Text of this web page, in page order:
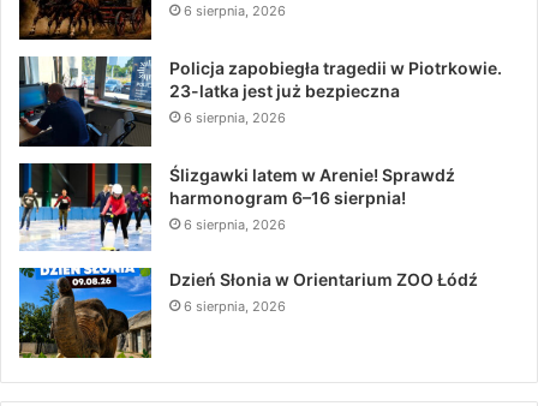
6 sierpnia, 2026
Policja zapobiegła tragedii w Piotrkowie.
23-latka jest już bezpieczna
6 sierpnia, 2026
Ślizgawki latem w Arenie! Sprawdź
harmonogram 6–16 sierpnia!
6 sierpnia, 2026
Dzień Słonia w Orientarium ZOO Łódź
6 sierpnia, 2026